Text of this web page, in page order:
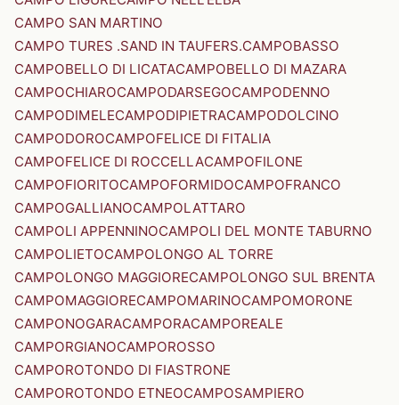
CAMPO SAN MARTINO
CAMPO TURES .SAND IN TAUFERS.CAMPOBASSO
CAMPOBELLO DI LICATACAMPOBELLO DI MAZARA
CAMPOCHIAROCAMPODARSEGOCAMPODENNO
CAMPODIMELECAMPODIPIETRACAMPODOLCINO
CAMPODOROCAMPOFELICE DI FITALIA
CAMPOFELICE DI ROCCELLACAMPOFILONE
CAMPOFIORITOCAMPOFORMIDOCAMPOFRANCO
CAMPOGALLIANOCAMPOLATTARO
CAMPOLI APPENNINOCAMPOLI DEL MONTE TABURNO
CAMPOLIETOCAMPOLONGO AL TORRE
CAMPOLONGO MAGGIORECAMPOLONGO SUL BRENTA
CAMPOMAGGIORECAMPOMARINOCAMPOMORONE
CAMPONOGARACAMPORACAMPOREALE
CAMPORGIANOCAMPOROSSO
CAMPOROTONDO DI FIASTRONE
CAMPOROTONDO ETNEOCAMPOSAMPIERO